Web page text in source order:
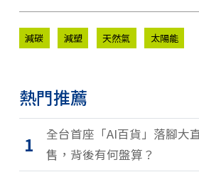
減碳 減塑 天然氣 太陽能
熱門推薦
1
全台首座「AI百貨」落腳大
售，背後有何盤算？